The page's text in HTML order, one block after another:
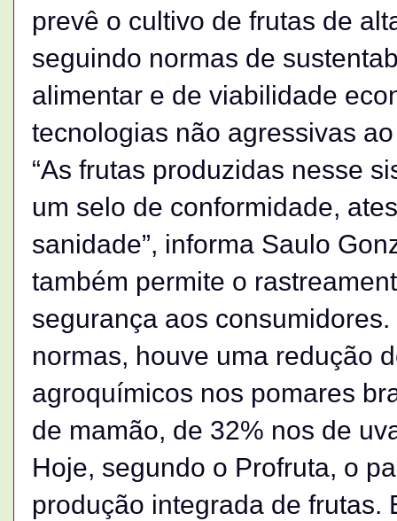
prevê o cultivo de frutas de
seguindo normas de
alimentar e de viabilidade
tecnologias não agressivas
“As frutas produzidas nesse
um selo de conformidade,
sanidade”, informa Saulo
também permite o
segurança aos
normas, houve uma redução
agroquímicos nos pomares
de mamão, de 32% nos de
Hoje, segundo o Profruta, o
produção integrada de frutas.